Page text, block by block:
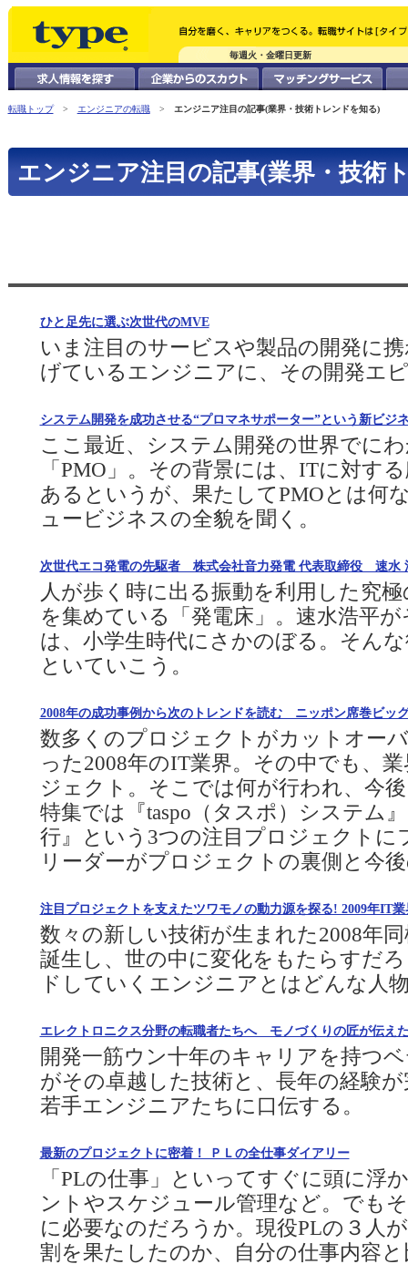
毎週火・金曜日更新
転職トップ > エンジニアの転職 > エンジニア注目の記事(業界・技術トレンドを知る)
エンジニア注目の記事(業界・技術
ひと足先に選ぶ次世代のMVE
いま注目のサービスや製品の開発に
げているエンジニアに、その開発エ
システム開発を成功させる“プロマネサポーター”という新ビジ
ここ最近、システム開発の世界でに
「PMO」。その背景には、ITに対す
あるというが、果たしてPMOとは何
ュービジネスの全貌を聞く。
次世代エコ発電の先駆者 株式会社音力発電 代表取締役 速水
人が歩く時に出る振動を利用した究
を集めている「発電床」。速水浩平
は、小学生時代にさかのぼる。そん
といていこう。
2008年の成功事例から次のトレンドを読む ニッポン席巻ビッ
数多くのプロジェクトがカットオー
った2008年のIT業界。その中でも、
ジェクト。そこでは何が行われ、今
特集では『taspo（タスポ）システム
行』という3つの注目プロジェクト
リーダーがプロジェクトの裏側と今
注目プロジェクトを支えたツワモノの動力源を探る! 2009年IT
数々の新しい技術が生まれた2008年
誕生し、世の中に変化をもたらすだ
ドしていくエンジニアとはどんな人
エレクトロニクス分野の転職者たちへ モノづくりの匠が伝え
開発一筋ウン十年のキャリアを持つ
がその卓越した技術と、長年の経験
若手エンジニアたちに口伝する。
最新のプロジェクトに密着！ ＰＬの全仕事ダイアリー
「PLの仕事」といってすぐに頭に浮
ントやスケジュール管理など。でも
に必要なのだろうか。現役PLの３人
割を果たしたのか、自分の仕事内容